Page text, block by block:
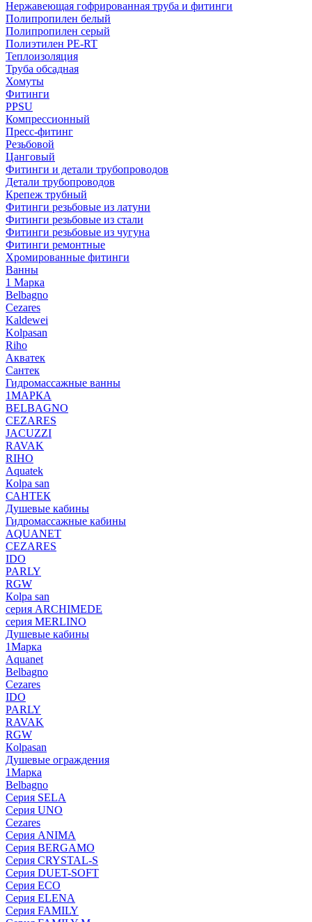
Нержавеющая гофрированная труба и фитинги
Полипропилен белый
Полипропилен серый
Полиэтилен PE-RT
Теплоизоляция
Труба обсадная
Хомуты
Фитинги
PPSU
Компрессионный
Пресс-фитинг
Резьбовой
Цанговый
Фитинги и детали трубопроводов
Детали трубопроводов
Крепеж трубный
Фитинги резьбовые из латуни
Фитинги резьбовые из стали
Фитинги резьбовые из чугуна
Фитинги ремонтные
Хромированные фитинги
Ванны
1 Марка
Belbagno
Cezares
Kaldewei
Kolpasan
Riho
Акватек
Сантек
Гидромассажные ванны
1МАРКА
BELBAGNO
CEZARES
JACUZZI
RAVAK
RIHO
Аquatek
Кolpa san
САНТЕК
Душевые кабины
Гидромассажные кабины
AQUANET
CEZARES
IDO
PARLY
RGW
Кolpa san
серия ARCHIMEDE
серия MERLINO
Душевые кабины
1Марка
Aquanet
Belbagno
Cezares
IDO
PARLY
RAVAK
RGW
Кolpasan
Душевые ограждения
1Марка
Belbagno
Серия SELA
Серия UNO
Cezares
Серия ANIMA
Серия BERGAMO
Серия CRYSTAL-S
Серия DUET-SOFT
Серия ECO
Серия ELENA
Серия FAMILY